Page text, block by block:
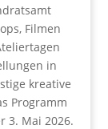
Filmen
in
kreative
Programm
3. Mai 2026.